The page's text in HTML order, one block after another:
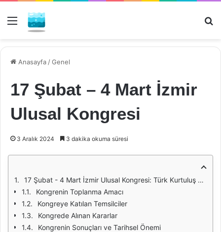
Menü
Anasayfa /Genel
17 Şubat – 4 Mart İzmir
Ulusal Kongresi
3 Aralık 2024 3 dakika okuma süresi
17 Şubat - 4 Mart İzmir Ulusal Kongresi: Türk Kurtuluş Savaşının Temelleri
Kongrenin Toplanma Amacı
Kongreye Katılan Temsilciler
Kongrede Alınan Kararlar
Kongrenin Sonuçları ve Tarihsel Önemi